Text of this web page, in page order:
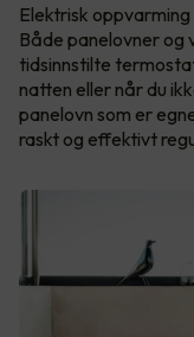
Elektrisk
Både panelovner og
tidsinnstilte
natten eller når du
panelovn som er
raskt og effektivt